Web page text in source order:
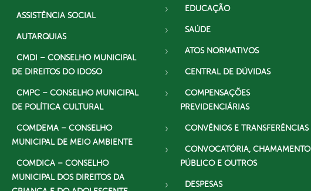
ASSISTÊNCIA SOCIAL
AUTARQUIAS
CMDI – CONSELHO MUNICIPAL
DE DIREITOS DO IDOSO
CMPC – CONSELHO MUNICIPAL
DE POLÍTICA CULTURAL
COMDEMA – CONSELHO
MUNICIPAL DE MEIO AMBIENTE
COMDICA – CONSELHO
MUNICIPAL DOS DIREITOS DA
EDUCAÇÃO
SAÚDE
ATOS NORMATIVOS
CENTRAL DE DÚVIDAS
COMPENSAÇÕES
PREVIDENCIÁRIAS
CONVÊNIOS E TRANSFERÊNCIAS
CONVOCATÓRIA, CHAMAMENTO
PÚBLICO E OUTROS
DESPESAS